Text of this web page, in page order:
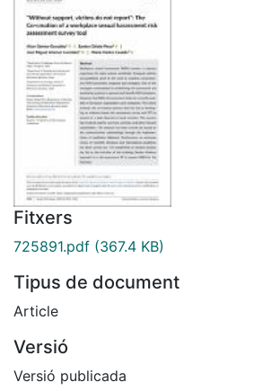
Fitxers
725891.pdf (367.4 KB)
Tipus de document
Article
Versió
Versió publicada